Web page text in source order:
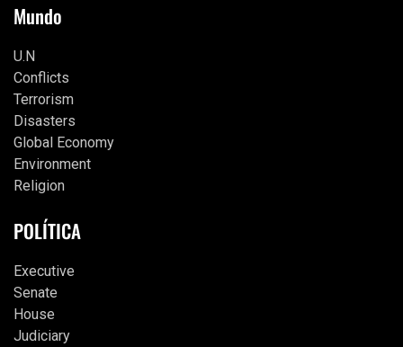
Mundo
U.N
Conflicts
Terrorism
Disasters
Global Economy
Environment
Religion
POLÍTICA
Executive
Senate
House
Judiciary